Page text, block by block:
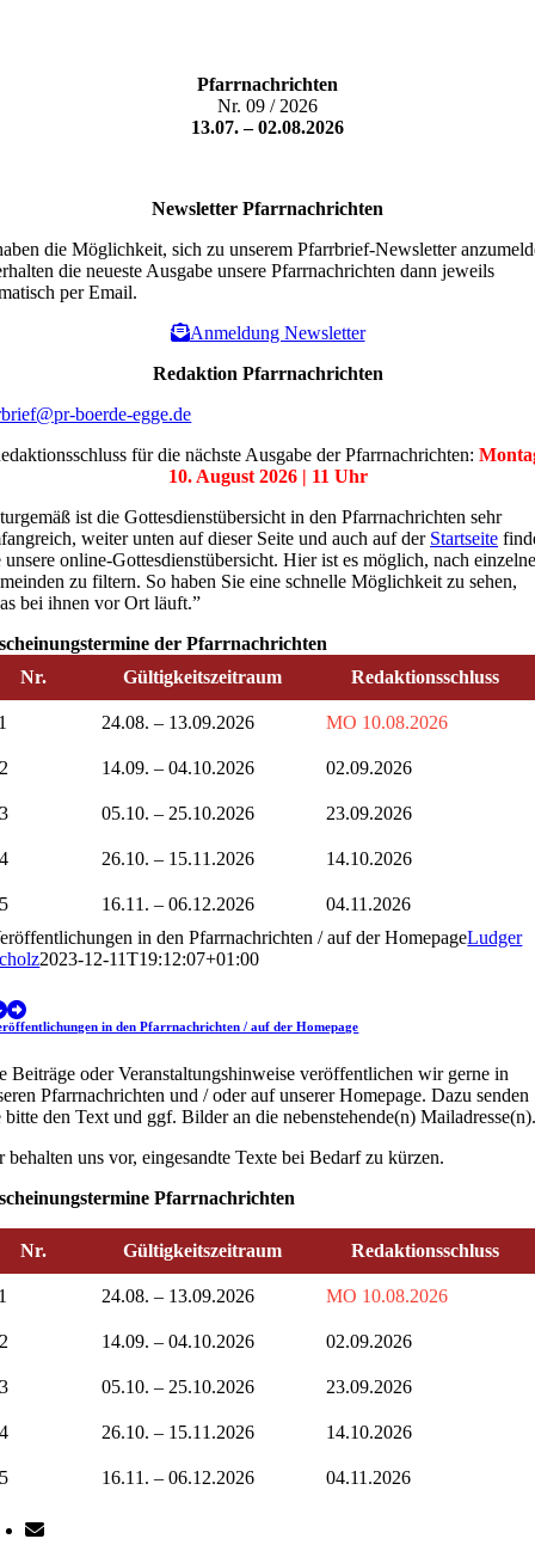
Pfarrnachrichten
Nr. 09 / 2026
13.07. – 02.08.2026
Newsletter Pfarrnachrichten
die Möglichkeit, sich zu unserem Pfarrbrief-Newsletter
die neueste Ausgabe unsere Pfarrnachrichten dann jeweils
per Email.
Anmeldung Newsletter
Redaktion Pfarrnachrichten
boerde-egge.de
für die nächste Ausgabe der Pfarrnachrichten:
10. August 2026 | 11 Uhr
ist die Gottesdienstübersicht in den Pfarrnachrichten sehr
weiter unten auf dieser Seite und auch auf der Startseite
unsere online-Gottesdienstübersicht. Hier ist es möglich, nach
zu filtern. So haben Sie eine schnelle Möglichkeit zu sehen,
bei ihnen vor Ort läuft.”
der Pfarrnachrichten
Nr.
Gültigkeitszeitraum Redaktionsschluss
24.08. – 13.09.2026 MO 10.08.2026
14.09. – 04.10.2026 02.09.2026
05.10. – 25.10.2026 23.09.2026
26.10. – 15.11.2026 14.10.2026
16.11. – 06.12.2026
04.11.2026
in den Pfarrnachrichten / auf der HomepageLudger
2023-12-11T19:12:07+01:00
in den Pfarrnachrichten / auf der Homepage
Beiträge oder Veranstaltungshinweise veröffentlichen wir gerne in
Pfarrnachrichten und / oder auf unserer Homepage. Dazu senden
bitte den Text und ggf. Bilder an die nebenstehende(n)
behalten uns vor, eingesandte Texte bei Bedarf zu kürzen.
Pfarrnachrichten
Nr. Gültigkeitszeitraum Redaktionsschluss
24.08. – 13.09.2026 MO 10.08.2026
14.09. – 04.10.2026 02.09.2026
05.10. – 25.10.2026 23.09.2026
26.10. – 15.11.2026 14.10.2026
16.11. – 06.12.2026 04.11.2026